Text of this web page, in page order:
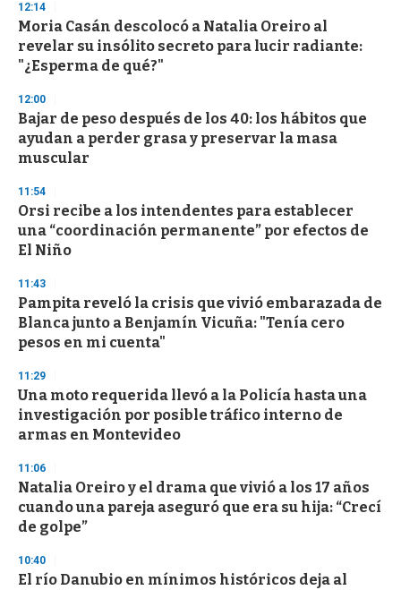
d
s
o
f
s
e
c
o
n
12:14
Moria Casán descolocó a Natalia Oreiro al
revelar su insólito secreto para lucir radiante:
"¿Esperma de qué?"
12:00
Bajar de peso después de los 40: los hábitos que
ayudan a perder grasa y preservar la masa
muscular
11:54
Orsi recibe a los intendentes para establecer
una “coordinación permanente” por efectos de
El Niño
11:43
Pampita reveló la crisis que vivió embarazada de
Blanca junto a Benjamín Vicuña: "Tenía cero
pesos en mi cuenta"
11:29
Una moto requerida llevó a la Policía hasta una
investigación por posible tráfico interno de
armas en Montevideo
11:06
Natalia Oreiro y el drama que vivió a los 17 años
cuando una pareja aseguró que era su hija: “Crecí
de golpe”
10:40
El río Danubio en mínimos históricos deja al